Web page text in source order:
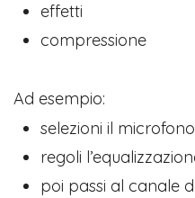
effetti
compressione
Ad esempio:
selezioni il
regoli
poi passi al canale